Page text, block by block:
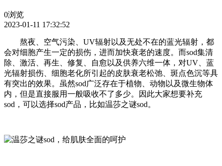
0浏览
2023-01-11 17:32:52
熬夜、空气污染、UV辐射以及无处不在的蓝光辐射，都
会对细胞产生一定的损伤，进而加快衰老的速度。而sod集清
除、激活、再生、修复、自愈以及供养六维一体，对UV、蓝
光辐射损伤、细胞老化所引起的皮肤衰老松弛、斑点色沉等具
有突出的效果。虽然sod广泛存在于植物、动物以及微生物体
内，但是直接服用一般吸收不了多少。因此大家想要补充
sod，可以选择sod产品，比如温莎之谜sod。